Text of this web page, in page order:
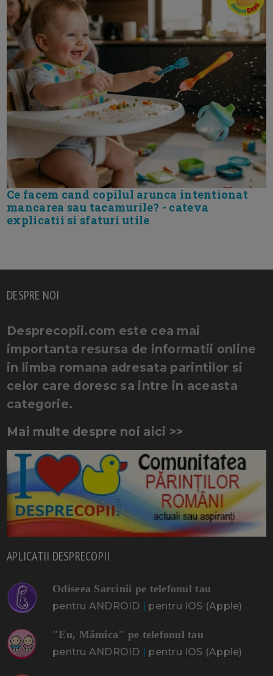
Ce facem cand copilul arunca intentionat
mancarea sau tacamurile? - cateva
explicatii si sfaturi utile
DESPRE NOI
Desprecopii.com este cea mai
importanta resursa de informatii online
in limba romana adresata parintilor si
celor care doresc sa intre in aceasta
categorie.
Mai multe despre noi aici >>
APLICATII DESPRECOPII
Odiseea Sarcinii pe telefonul tau
pentru ANDROID | pentru IOS (Apple)
"Eu, Mămica" pe telefonul tau
pentru ANDROID | pentru IOS (Apple)